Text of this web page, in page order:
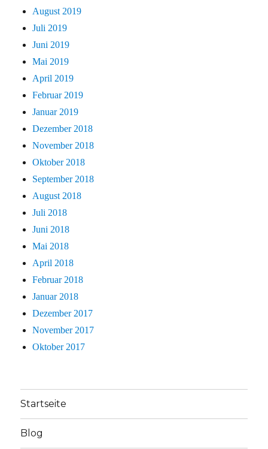
August 2019
Juli 2019
Juni 2019
Mai 2019
April 2019
Februar 2019
Januar 2019
Dezember 2018
November 2018
Oktober 2018
September 2018
August 2018
Juli 2018
Juni 2018
Mai 2018
April 2018
Februar 2018
Januar 2018
Dezember 2017
November 2017
Oktober 2017
Startseite
Blog